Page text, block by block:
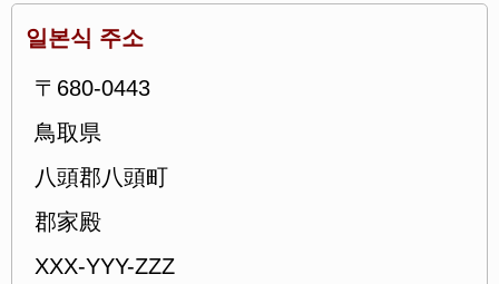
일본식 주소
〒680-0443
鳥取県
八頭郡八頭町
郡家殿
XXX-YYY-ZZZ